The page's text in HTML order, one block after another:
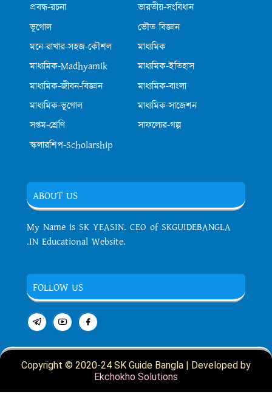
প্রবন্ধ-রচনা
ভারতীয়-সংবিধান
ভূগোল
ভৌত বিজ্ঞান
মনে-রাখার-সহজ-কৌশল
মাধ্যমিক
মাধ্যমিক-Madhyamik
মাধ্যমিক-ইতিহাস
মাধ্যমিক-জীবন-বিজ্ঞান
মাধ্যমিক-বাংলা
মাধ্যমিক-ভূগোল
মাধ্যমিক-সাজেশন
সপ্তম-শ্রেণি
সাফল্যের-গল্প
স্কলারশিপ-Scholarship
ABOUT US
My Name is SK YEASIN. CEO of SKGUIDEBANGLA
.IN Educational Website.
FOLLOW US
Copyright © 2020-24 SK Guide Bangla | Developed by
Ekchokho Solutions